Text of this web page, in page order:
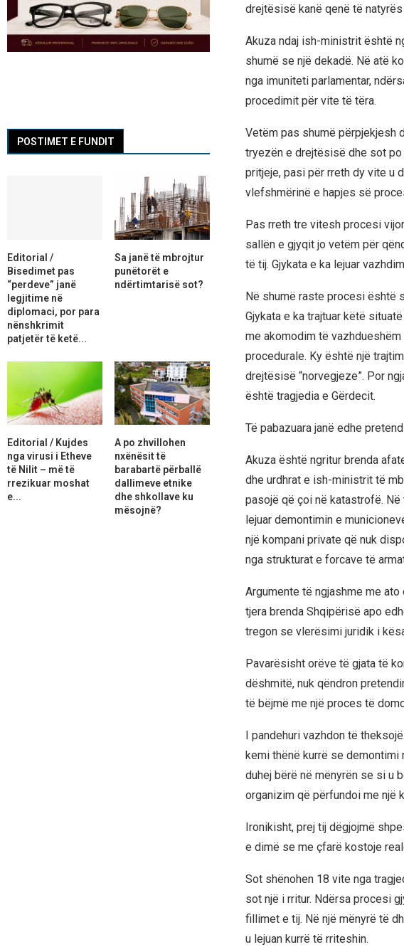
drejtësisë kanë qenë të
Akuza ndaj ish-ministrit është
shumë se një dekadë. Në atë
nga imuniteti parlamentar,
procedimit për vite të tëra.
Vetëm pas shumë përpjekjesh
tryezën e drejtësisë dhe sot po
pritjeje, pasi për rreth dy vite u
vlefshmërinë e hapjes së
Pas rreth tre vitesh procesi
sallën e gjyqit jo vetëm për
të tij. Gjykata e ka lejuar
Në shumë raste procesi është
Gjykata e ka trajtuar këtë
me akomodim të
procedurale. Ky është një
drejtësisë “norvegjeze”. Por
është tragjedia e Gërdecit.
Të pabazuara janë edhe
Akuza është ngritur brenda
dhe urdhrat e ish-ministrit të
pasojë që çoi në katastrofë.
lejuar demontimin e
një kompani private që nuk
nga strukturat e forcave të
Argumente të ngjashme me
tjera brenda Shqipërisë apo
tregon se vlerësimi juridik i
Pavarësisht orëve të gjata të
dëshmitë, nuk qëndron
të bëjmë me një proces të
I pandehuri vazhdon të
kemi thënë kurrë se demontimi
duhej bërë në mënyrën se si u
organizim që përfundoi me një
Ironikisht, prej tij dëgjojmë
e dimë se me çfarë kostoje
Sot shënohen 18 vite nga
sot një i rritur. Ndërsa procesi
fillimet e tij. Në një mënyrë të
u lejuan kurrë të rriteshin.
POSTIMET E FUNDIT
Editorial /
Bisedimet pas
“perdeve” janë
legjitime në
diplomaci, por para
nënshkrimit
patjetër të ketë...
Sa janë të mbrojtur
punëtorët e
ndërtimtarisë sot?
Editorial / Kujdes
nga virusi i Etheve
të Nilit – më të
rrezikuar moshat
e...
A po zhvillohen
nxënësit të
barabartë përballë
dallimeve etnike
dhe shkollave ku
mësojnë?